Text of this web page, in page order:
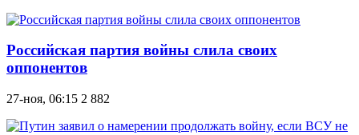
Российская партия войны слила своих
оппонентов
27-ноя, 06:15 2 882